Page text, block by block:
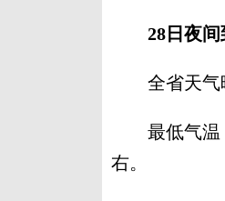
28日夜
全省天气晴
最低气温：
右。